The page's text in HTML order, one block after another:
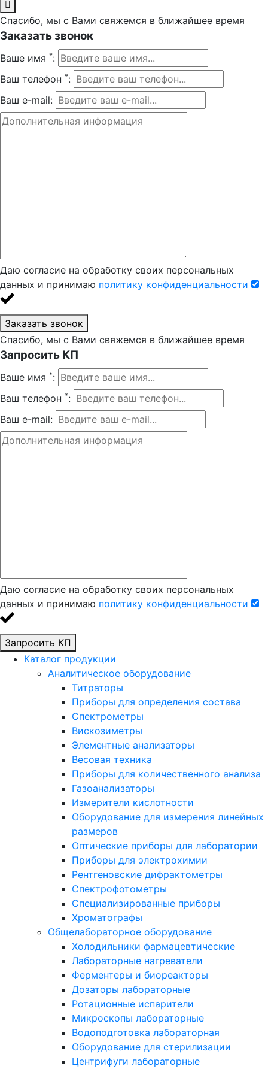
Спасибо, мы с Вами свяжемся в ближайшее время
Заказать звонок
Ваше имя *:
Ваш телефон *:
Ваш e-mail:
Даю согласие на обработку своих персональных
данных и принимаю политику конфиденциальности
Заказать звонок
Спасибо, мы с Вами свяжемся в ближайшее время
Запросить КП
Ваше имя *:
Ваш телефон *:
Ваш e-mail:
Даю согласие на обработку своих персональных
данных и принимаю политику конфиденциальности
Запросить КП
Каталог продукции
Аналитическое оборудование
Титраторы
Приборы для определения состава
Спектрометры
Вискозиметры
Элементные анализаторы
Весовая техника
Приборы для количественного анализа
Газоанализаторы
Измерители кислотности
Оборудование для измерения линейных
размеров
Оптические приборы для лаборатории
Приборы для электрохимии
Рентгеновские дифрактометры
Спектрофотометры
Специализированные приборы
Хроматографы
Общелабораторное оборудование
Холодильники фармацевтические
Лабораторные нагреватели
Ферментеры и биореакторы
Дозаторы лабораторные
Ротационные испарители
Микроскопы лабораторные
Водоподготовка лабораторная
Оборудование для стерилизации
Центрифуги лабораторные